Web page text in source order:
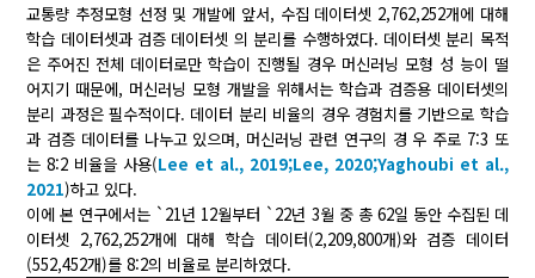
교통량 추정모형 선정 및 개발에 앞서, 수집 데이터셋 2,762,252개에 대해
학습 데이터셋과 검증 데이터셋 의 분리를 수행하였다. 데이터셋 분리 목적
은 주어진 전체 데이터로만 학습이 진행될 경우 머신러닝 모형 성 능이 떨
어지기 때문에, 머신러닝 모형 개발을 위해서는 학습과 검증용 데이터셋의
분리 과정은 필수적이다. 데이터 분리 비율의 경우 경험치를 기반으로 학습
과 검증 데이터를 나누고 있으며, 머신러닝 관련 연구의 경 우 주로 7:3 또
는 8:2 비율을 사용(Lee et al., 2019;Lee, 2020;Yaghoubi et al.,
2021)하고 있다.
이에 본 연구에서는 `21년 12월부터 `22년 3월 중 총 62일 동안 수집된 데
이터셋 2,762,252개에 대해 학습 데이터(2,209,800개)와 검증 데이터
(552,452개)를 8:2의 비율로 분리하였다.